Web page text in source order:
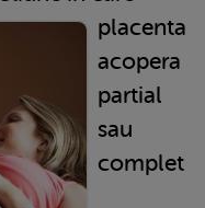
placenta
acopera
partial
sau
complet